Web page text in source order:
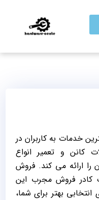
خدمات به کاربران در
کانن و تعمیر انواع
را ارائه می کند. فروش
کادر فروش مجرب این
بهتر برای شما،